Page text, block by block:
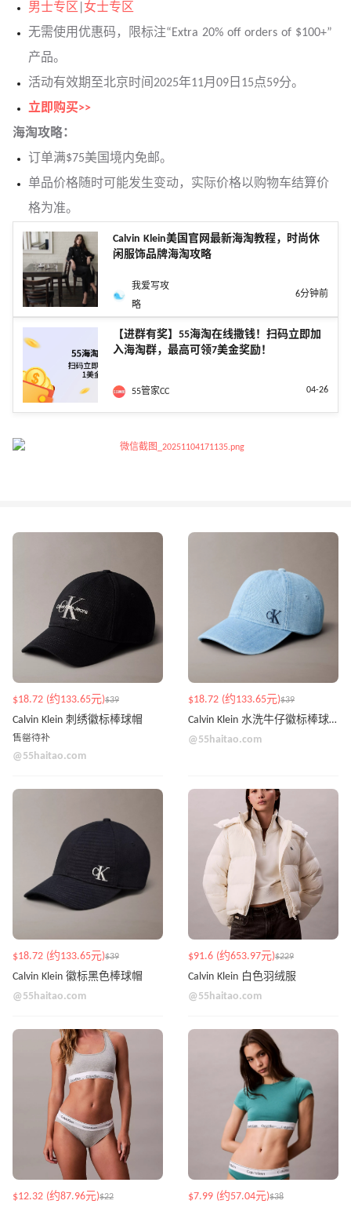
男士专区
女士专区
无需使用优惠码，限标注“Extra 20% off orders of $100+”
产品。
活动有效期至北京时间2025年11月09日15点59分。
立即购买>>
海淘攻略：
订单满$75美国境内免邮。
单品价格随时可能发生变动，实际价格以购物车结算价
格为准。
Calvin Klein美国官网最新海淘教程，时尚休
闲服饰品牌海淘攻略
我爱写攻
略
6分钟前
【进群有奖】55海淘在线撒钱！扫码立即加
入海淘群，最高可领7美金奖励！
55管家CC 04-26
$18.72 (约133.65元)$39
Calvin Klein 刺绣徽标棒球帽
售罄待补
@55haitao.com
$18.72 (约133.65元)$39
Calvin Klein 水洗牛仔徽标棒球帽
@55haitao.com
$18.72 (约133.65元)$39
Calvin Klein 徽标黑色棒球帽
@55haitao.com
$91.6 (约653.97元)$229
Calvin Klein 白色羽绒服
@55haitao.com
$12.32 (约87.96元)$22 $7.99 (约57.04元)$38